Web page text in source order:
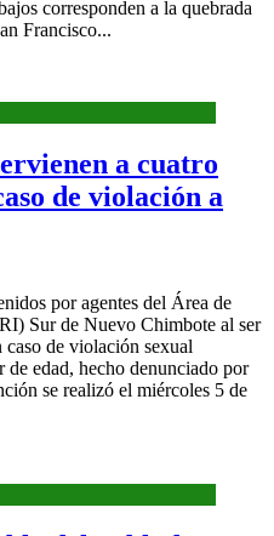
corresponden a la quebrada
Francisco...
a cuatro
de violación a
por agentes del Área de
Sur de Nuevo Chimbote al ser
de violación sexual
edad, hecho denunciado por
se realizó el miércoles 5 de